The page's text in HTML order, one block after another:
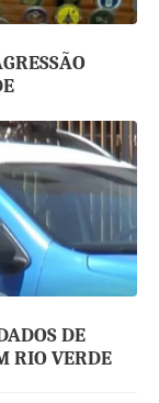
DE
RIO VERDE